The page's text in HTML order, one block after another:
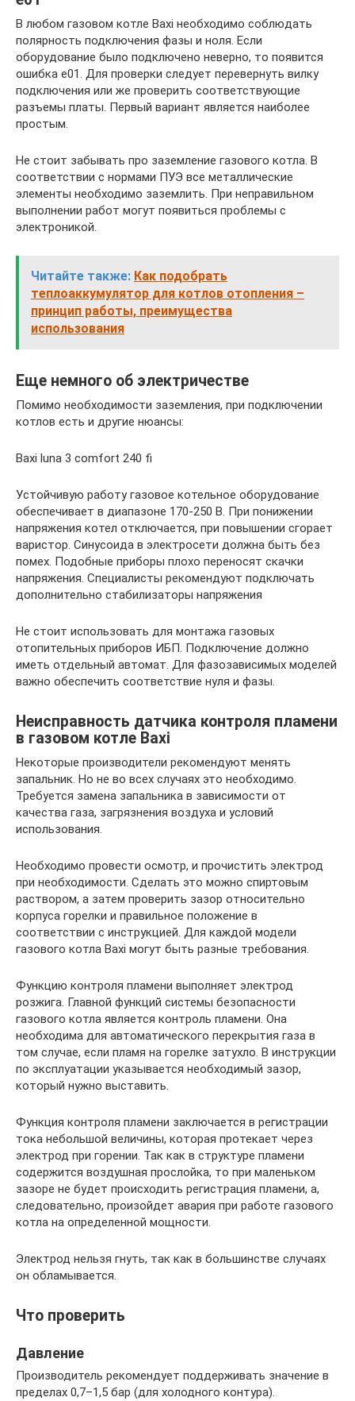
В любом газовом котле Baxi необходимо соблюдать
полярность подключения фазы и ноля. Если
оборудование было подключено неверно, то появится
ошибка e01. Для проверки следует перевернуть вилку
подключения или же проверить соответствующие
разъемы платы. Первый вариант является наиболее
простым.
Не стоит забывать про заземление газового котла. В
соответствии с нормами ПУЭ все металлические
элементы необходимо заземлить. При неправильном
выполнении работ могут появиться проблемы с
электроникой.
Читайте также: Как подобрать
теплоаккумулятор для котлов отопления –
принцип работы, преимущества
использования
Еще немного об электричестве
Помимо необходимости заземления, при подключении
котлов есть и другие нюансы:
Baxi luna 3 comfort 240 fi
Устойчивую работу газовое котельное оборудование
обеспечивает в диапазоне 170-250 В. При понижении
напряжения котел отключается, при повышении сгорает
варистор. Синусоида в электросети должна быть без
помех. Подобные приборы плохо переносят скачки
напряжения. Специалисты рекомендуют подключать
дополнительно стабилизаторы напряжения
Не стоит использовать для монтажа газовых
отопительных приборов ИБП. Подключение должно
иметь отдельный автомат. Для фазозависимых моделей
важно обеспечить соответствие нуля и фазы.
Неисправность датчика контроля пламени
в газовом котле Baxi
Некоторые производители рекомендуют менять
запальник. Но не во всех случаях это необходимо.
Требуется замена запальника в зависимости от
качества газа, загрязнения воздуха и условий
использования.
Необходимо провести осмотр, и прочистить электрод
при необходимости. Сделать это можно спиртовым
раствором, а затем проверить зазор относительно
корпуса горелки и правильное положение в
соответствии с инструкцией. Для каждой модели
газового котла Baxi могут быть разные требования.
Функцию контроля пламени выполняет электрод
розжига. Главной функций системы безопасности
газового котла является контроль пламени. Она
необходима для автоматического перекрытия газа в
том случае, если пламя на горелке затухло. В инструкции
по эксплуатации указывается необходимый зазор,
который нужно выставить.
Функция контроля пламени заключается в регистрации
тока небольшой величины, которая протекает через
электрод при горении. Так как в структуре пламени
содержится воздушная прослойка, то при маленьком
зазоре не будет происходить регистрация пламени, а,
следовательно, произойдет авария при работе газового
котла на определенной мощности.
Электрод нельзя гнуть, так как в большинстве случаях
он обламывается.
Что проверить
Давление
Производитель рекомендует поддерживать значение в
пределах 0,7–1,5 бар (для холодного контура).